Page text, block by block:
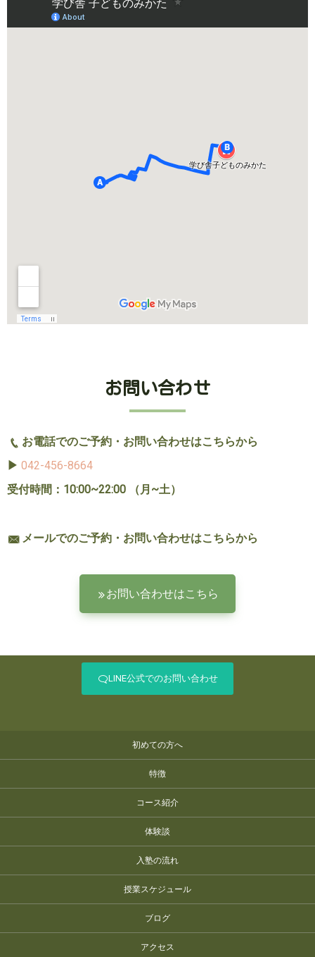
お問い合わせ
お電話でのご予約・お問い合わせはこちらから
▶︎ 042-456-8664
受付時間：10:00~22:00 （月~土）
メールでのご予約・お問い合わせはこちらから
お問い合わせはこちら
LINE公式でのお問い合わせ
初めての方へ
特徴
コース紹介
体験談
入塾の流れ
授業スケジュール
ブログ
アクセス